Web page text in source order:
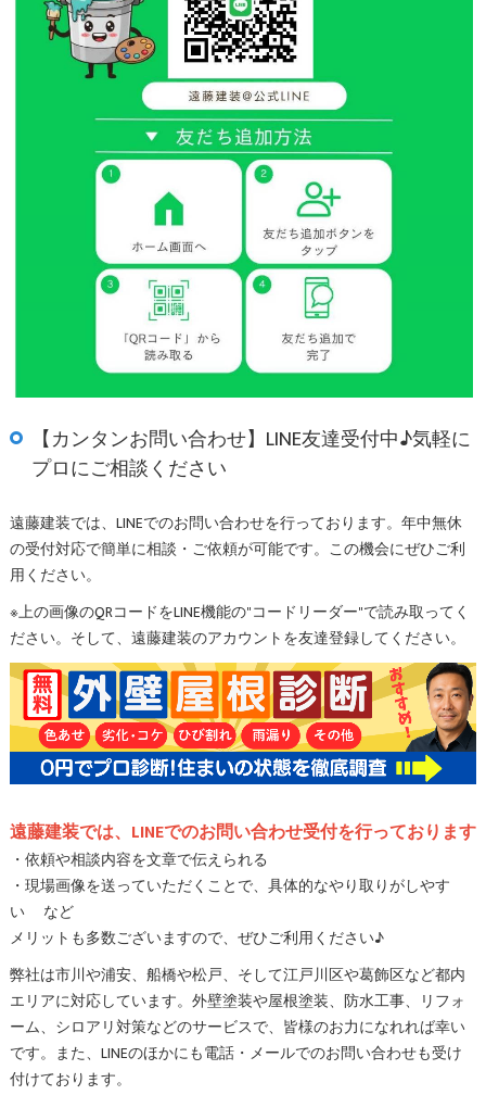
【カンタンお問い合わせ】LINE友達受付中♪気軽に
プロにご相談ください
遠藤建装では、LINEでのお問い合わせを行っております。年中無休
の受付対応で簡単に相談・ご依頼が可能です。この機会にぜひご利
用ください。
※上の画像のQRコードをLINE機能の"コードリーダー"で読み取ってく
ださい。そして、遠藤建装のアカウントを友達登録してください。
遠藤建装では、LINEでのお問い合わせ受付を行っております
・依頼や相談内容を文章で伝えられる
・現場画像を送っていただくことで、具体的なやり取りがしやす
い など
メリットも多数ございますので、ぜひご利用ください♪
弊社は市川や浦安、船橋や松戸、そして江戸川区や葛飾区など都内
エリアに対応しています。外壁塗装や屋根塗装、防水工事、リフォ
ーム、シロアリ対策などのサービスで、皆様のお力になれれば幸い
です。また、LINEのほかにも電話・メールでのお問い合わせも受け
付けております。